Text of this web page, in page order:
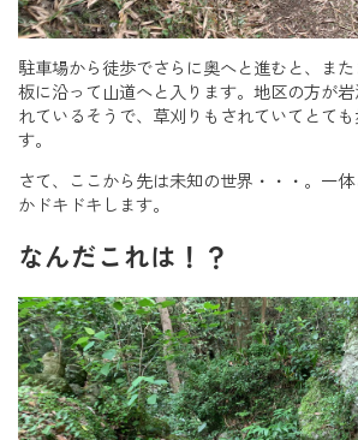
駐車場から徒歩でさらに奥へと進むと、ま
板に沿って山道へと入ります。地区の方が
れているそうで、草刈りもされていてとて
す。
さて、ここから先は未知の世界・・・。一
かドキドキします。
なんだこれは！？